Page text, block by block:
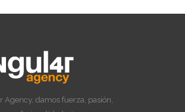
Agency, damos fuerza, pasión,